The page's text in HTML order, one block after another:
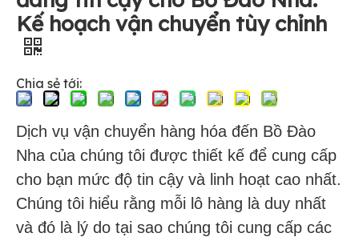
Kế hoạch vận chuyển tùy chỉnh
Chia sẻ tới:
Dịch vụ vận chuyển hàng hóa đến Bồ Đào
Nha của chúng tôi được thiết kế để cung cấp
cho bạn mức độ tin cậy và linh hoạt cao nhất.
Chúng tôi hiểu rằng mỗi lô hàng là duy nhất
và đó là lý do tại sao chúng tôi cung cấp các